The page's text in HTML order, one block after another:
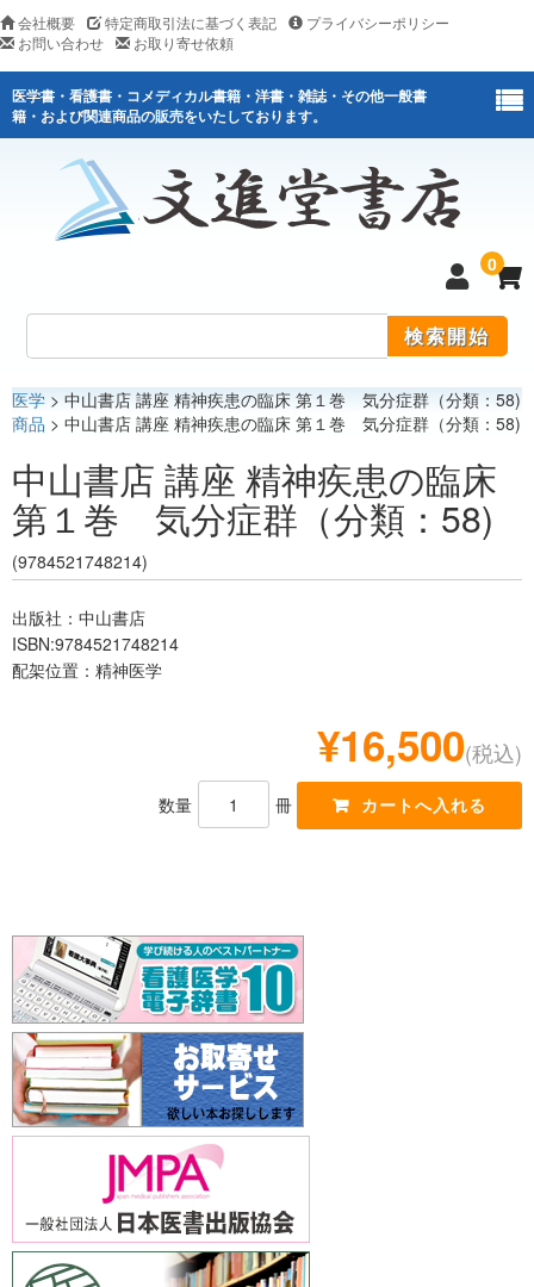
会社概要 特定商取引法に基づく表記
プライバシーポリシー
お問い合わせ
お取り寄せ依頼
医学書・看護書・コメディカル書籍・洋書・雑誌・その他一般書
籍・および関連商品の販売をいたしております。
0
医学
医薬関連
レジデント
医学 > 中山書店 講座 精神疾患の臨床 第１巻 気分症群（分類：58)
商品 > 中山書店 講座 精神疾患の臨床 第１巻 気分症群（分類：58)
中山書店 講座 精神疾患の臨床
第１巻 気分症群（分類：58)
(9784521748214)
出版社：中山書店
ISBN:9784521748214
配架位置：精神医学
¥16,500(税込)
数量 冊